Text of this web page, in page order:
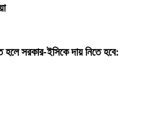
হলে সরকার-ইসিকে দায় নিতে হবে: